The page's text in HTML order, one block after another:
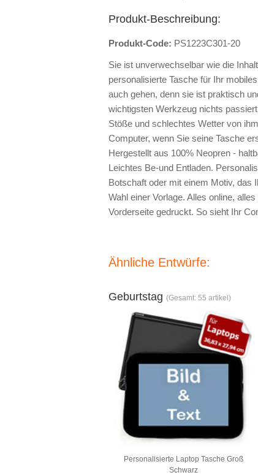
Produkt-Beschreibung:
Produkt-Code: PS1223C301-20
Sie ist unverwechselbar wie die
personalisierte Tasche für Ihr
auch gehen, denn sie ist praktisch
wichtigsten Werkzeug nichts
Stöße und schlechtes Wetter von
Computer, wenn Sie seine Tasche
Hergestellt aus 100% Neopren -
Leichtes Be-und Entladen.
Botschaft oder mit einem Motiv, das
Wahl einer Vorlage. Alles online,
Vorderseite gedruckt. So sieht Ihr
Ähnliche Entwürfe:
Geburtstag (Gesamt: 55 artikel)
Personalisierte Laptop Tasche Groß
Schwarz